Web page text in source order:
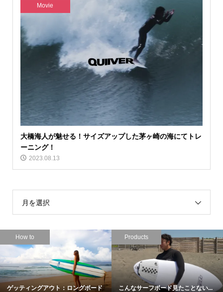
Movie
大橋海人が魅せる！サイズアップした茅ヶ崎の海にてトレ
ーニング！
2023.08.13
月を選択
How to
ゲッティングアウト：ロングボード
Products
こんなサーフボード見たことない...